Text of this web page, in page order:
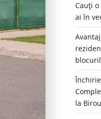
Cauți o
ai în
la